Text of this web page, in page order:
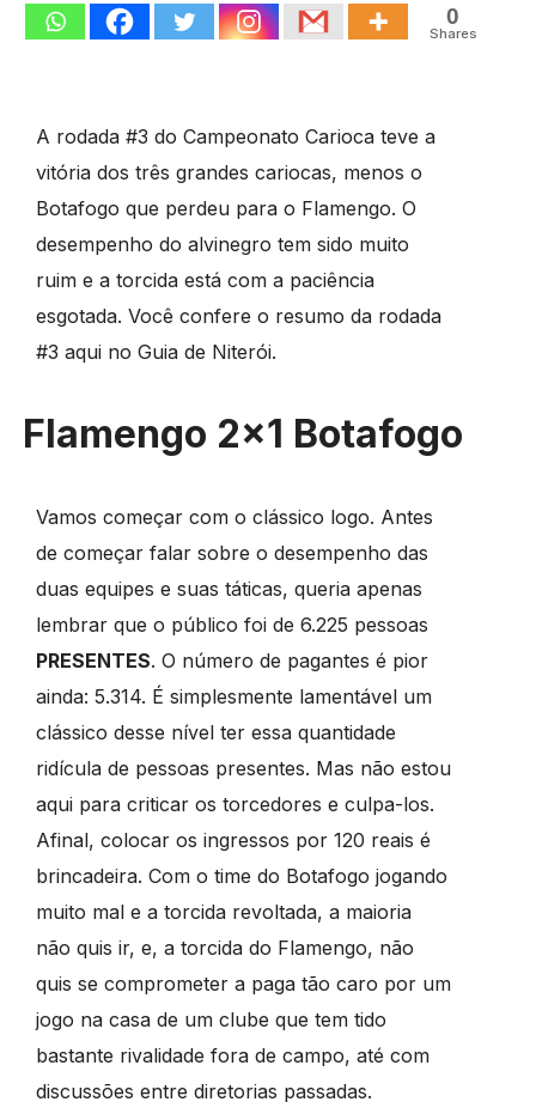
0
Shares
A rodada #3 do Campeonato Carioca teve a
vitória dos três grandes cariocas, menos o
Botafogo que perdeu para o Flamengo. O
desempenho do alvinegro tem sido muito
ruim e a torcida está com a paciência
esgotada. Você confere o resumo da rodada
#3 aqui no Guia de Niterói.
Flamengo 2×1 Botafogo
Vamos começar com o clássico logo. Antes
de começar falar sobre o desempenho das
duas equipes e suas táticas, queria apenas
lembrar que o público foi de 6.225 pessoas
PRESENTES. O número de pagantes é pior
ainda: 5.314. É simplesmente lamentável um
clássico desse nível ter essa quantidade
ridícula de pessoas presentes. Mas não estou
aqui para criticar os torcedores e culpa-los.
Afinal, colocar os ingressos por 120 reais é
brincadeira. Com o time do Botafogo jogando
muito mal e a torcida revoltada, a maioria
não quis ir, e, a torcida do Flamengo, não
quis se comprometer a paga tão caro por um
jogo na casa de um clube que tem tido
bastante rivalidade fora de campo, até com
discussões entre diretorias passadas.